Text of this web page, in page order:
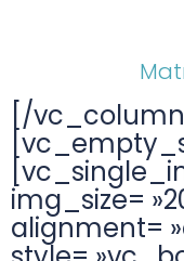
[/
img_size=
alignment=